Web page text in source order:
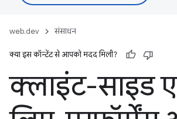
web.dev संसाधन
क्या इस कॉन्टेंट से आपको मदद मिली?
क्लाइंट-साइड